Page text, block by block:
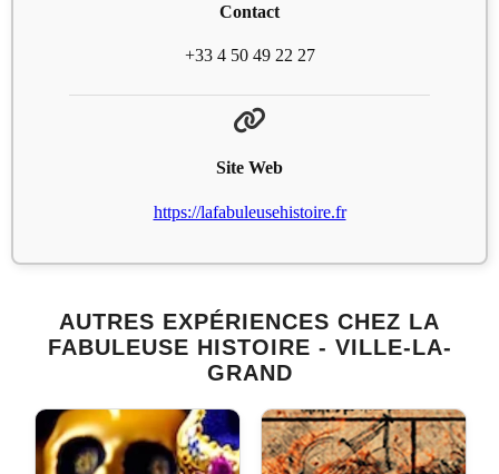
Contact
+33 4 50 49 22 27
Site Web
https://lafabuleusehistoire.fr
AUTRES EXPÉRIENCES CHEZ LA
FABULEUSE HISTOIRE - VILLE-LA-
GRAND